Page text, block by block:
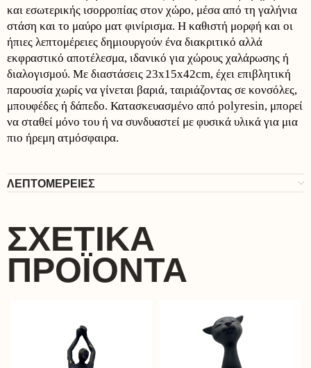
και εσωτερικής ισορροπίας στον χώρο, μέσα από τη γαλήνια
στάση και το μαύρο ματ φινίρισμα. Η καθιστή μορφή και οι
ήπιες λεπτομέρειες δημιουργούν ένα διακριτικό αλλά
εκφραστικό αποτέλεσμα, ιδανικό για χώρους χαλάρωσης ή
διαλογισμού. Με διαστάσεις 23x15x42cm, έχει επιβλητική
παρουσία χωρίς να γίνεται βαριά, ταιριάζοντας σε κονσόλες,
μπουφέδες ή δάπεδο. Κατασκευασμένο από polyresin, μπορεί
να σταθεί μόνο του ή να συνδυαστεί με φυσικά υλικά για μια
πιο ήρεμη ατμόσφαιρα.
ΛΕΠΤΟΜΕΡΕΙΕΣ
ΣΧΕΤΙΚΆ
ΠΡΟΪΌΝΤΑ